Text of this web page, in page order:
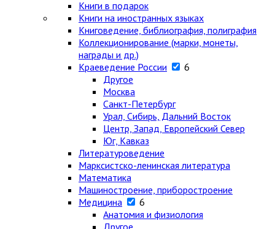
Книги в подарок
Книги на иностранных языках
Книговедение, библиография, полиграфия
Коллекционирование (марки, монеты,
награды и др.)
Краеведение России
6
Другое
Москва
Санкт-Петербург
Урал, Сибирь, Дальний Восток
Центр, Запад, Европейский Север
Юг, Кавказ
Литературоведение
Марксистско-ленинская литература
Математика
Машиностроение, приборостроение
Медицина
6
Анатомия и физиология
Другое